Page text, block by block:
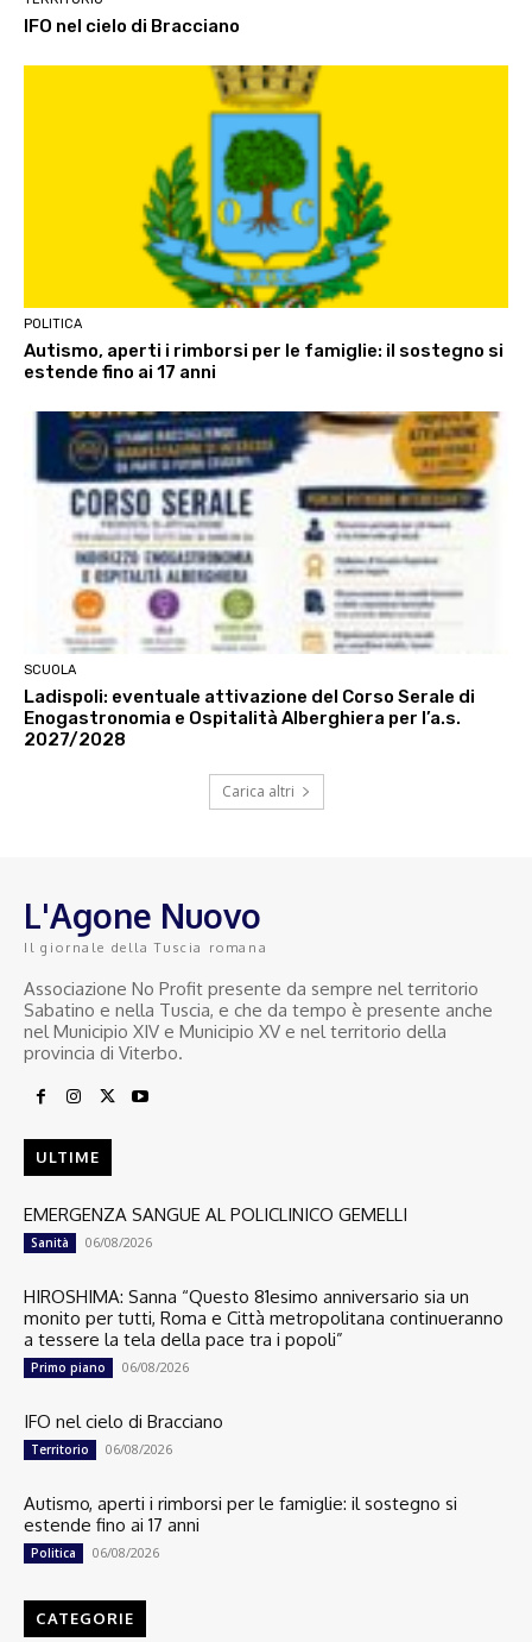
IFO nel cielo di Bracciano
POLITICA
Autismo, aperti i rimborsi per le famiglie: il sostegno si
estende fino ai 17 anni
SCUOLA
Ladispoli: eventuale attivazione del Corso Serale di
Enogastronomia e Ospitalità Alberghiera per l’a.s.
2027/2028
Carica altri
L'Agone Nuovo
Il giornale della Tuscia romana
Associazione No Profit presente da sempre nel territorio
Sabatino e nella Tuscia, e che da tempo è presente anche
nel Municipio XIV e Municipio XV e nel territorio della
provincia di Viterbo.
ULTIME
EMERGENZA SANGUE AL POLICLINICO GEMELLI
Sanità 06/08/2026
HIROSHIMA: Sanna “Questo 81esimo anniversario sia un
monito per tutti, Roma e Città metropolitana continueranno
a tessere la tela della pace tra i popoli”
Primo piano 06/08/2026
IFO nel cielo di Bracciano
Territorio 06/08/2026
Autismo, aperti i rimborsi per le famiglie: il sostegno si
estende fino ai 17 anni
Politica 06/08/2026
CATEGORIE